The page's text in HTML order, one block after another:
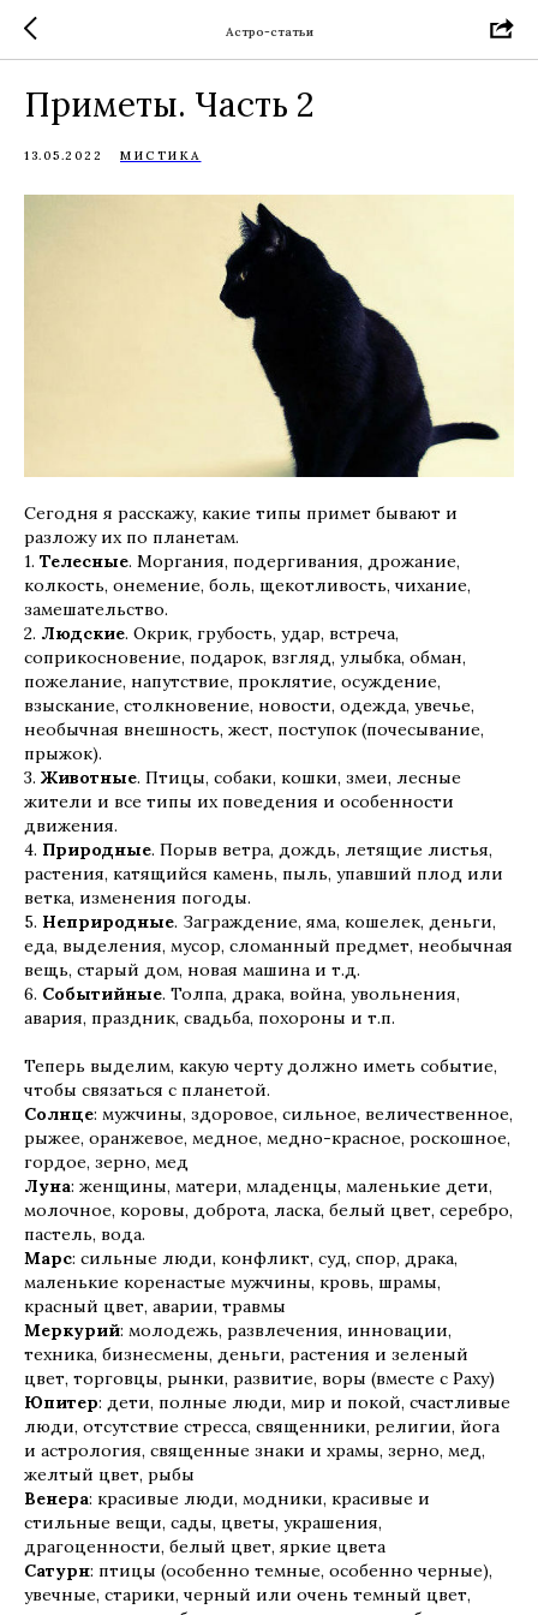
Астро-статьи
Приметы. Часть 2
13.05.2022 МИСТИКА
Сегодня я расскажу, какие типы примет бывают и
разложу их по планетам.
1. Телесные. Моргания, подергивания, дрожание,
колкость, онемение, боль, щекотливость, чихание,
замешательство.
2. Людские. Окрик, грубость, удар, встреча,
соприкосновение, подарок, взгляд, улыбка, обман,
пожелание, напутствие, проклятие, осуждение,
взыскание, столкновение, новости, одежда, увечье,
необычная внешность, жест, поступок (почесывание,
прыжок).
3. Животные. Птицы, собаки, кошки, змеи, лесные
жители и все типы их поведения и особенности
движения.
4. Природные. Порыв ветра, дождь, летящие листья,
растения, катящийся камень, пыль, упавший плод или
ветка, изменения погоды.
5. Неприродные. Заграждение, яма, кошелек, деньги,
еда, выделения, мусор, сломанный предмет, необычная
вещь, старый дом, новая машина и т.д.
6. Событийные. Толпа, драка, война, увольнения,
авария, праздник, свадьба, похороны и т.п.
Теперь выделим, какую черту должно иметь событие,
чтобы связаться с планетой.
Солнце: мужчины, здоровое, сильное, величественное,
рыжее, оранжевое, медное, медно-красное, роскошное,
гордое, зерно, мед
Луна: женщины, матери, младенцы, маленькие дети,
молочное, коровы, доброта, ласка, белый цвет, серебро,
пастель, вода.
Марс: сильные люди, конфликт, суд, спор, драка,
маленькие коренастые мужчины, кровь, шрамы,
красный цвет, аварии, травмы
Меркурий: молодежь, развлечения, инновации,
техника, бизнесмены, деньги, растения и зеленый
цвет, торговцы, рынки, развитие, воры (вместе с Раху)
Юпитер: дети, полные люди, мир и покой, счастливые
люди, отсутствие стресса, священники, религии, йога
и астрология, священные знаки и храмы, зерно, мед,
желтый цвет, рыбы
Венера: красивые люди, модники, красивые и
стильные вещи, сады, цветы, украшения,
драгоценности, белый цвет, яркие цвета
Сатурн: птицы (особенно темные, особенно черные),
увечные, старики, черный или очень темный цвет,